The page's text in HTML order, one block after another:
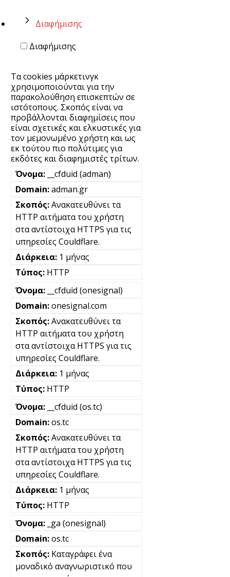
Διαφήμισης
Διαφήμισης
Τα cookies μάρκετινγκ
χρησιμοποιούνται για την
παρακολούθηση επισκεπτών σε
ιστότοπους. Σκοπός είναι να
προβάλλονται διαφημίσεις που
είναι σχετικές και ελκυστικές για
τον μεμονωμένο χρήστη και ως
εκ τούτου πιο πολύτιμες για
εκδότες και διαφημιστές τρίτων.
__cfduid (adman)
adman.gr
Ανακατευθύνει τα
HTTP αιτήματα του χρήστη
στα αντίστοιχα HTTPS για τις
υπηρεσίες Couldflare.
1 μήνας
HTTP
__cfduid (onesignal)
onesignal.com
Ανακατευθύνει τα
HTTP αιτήματα του χρήστη
στα αντίστοιχα HTTPS για τις
υπηρεσίες Couldflare.
1 μήνας
HTTP
__cfduid (os.tc)
os.tc
Ανακατευθύνει τα
HTTP αιτήματα του χρήστη
στα αντίστοιχα HTTPS για τις
υπηρεσίες Couldflare.
1 μήνας
HTTP
_ga (onesignal)
os.tc
Καταγράφει ένα
μοναδικό αναγνωριστικό που